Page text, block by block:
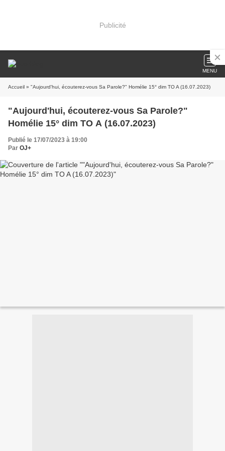
Publicité
MENU
Accueil » "Aujourd'hui, écouterez-vous Sa Parole?" Homélie 15° dim TO A (16.07.2023)
"Aujourd'hui, écouterez-vous Sa Parole?"
Homélie 15° dim TO A (16.07.2023)
Publié le 17/07/2023 à 19:00
Par OJ+